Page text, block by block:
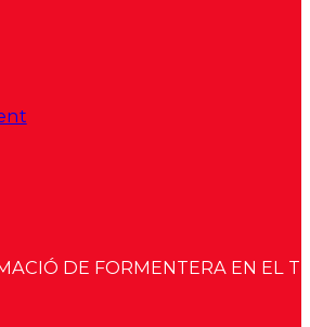
DE FORMENTERA EN EL